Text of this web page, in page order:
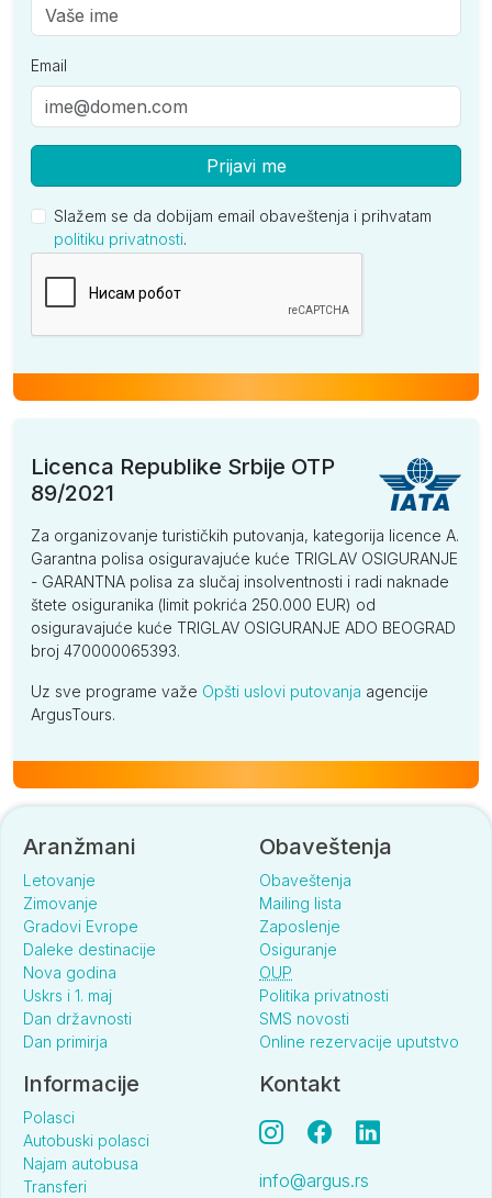
Email
Prijavi me
Slažem se da dobijam email obaveštenja i prihvatam
politiku privatnosti.
Licenca Republike Srbije OTP
89/2021
Za organizovanje turističkih putovanja, kategorija licence A.
Garantna polisa osiguravajuće kuće TRIGLAV OSIGURANJE
- GARANTNA polisa za slučaj insolventnosti i radi naknade
štete osiguranika (limit pokrića 250.000 EUR) od
osiguravajuće kuće TRIGLAV OSIGURANJE ADO BEOGRAD
broj 470000065393.
Uz sve programe važe Opšti uslovi putovanja agencije
ArgusTours.
Aranžmani
Letovanje
Zimovanje
Gradovi Evrope
Daleke destinacije
Nova godina
Uskrs i 1. maj
Dan državnosti
Dan primirja
Obaveštenja
Obaveštenja
Mailing lista
Zaposlenje
Osiguranje
OUP
Politika privatnosti
SMS novosti
Online rezervacije uputstvo
Informacije
Polasci
Autobuski polasci
Najam autobusa
Transferi
Kontakt
info@argus.rs